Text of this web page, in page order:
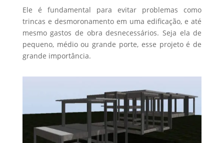
Ele é fundamental para evitar problemas como
trincas e desmoronamento em uma edificação, e até
mesmo gastos de obra desnecessários. Seja ela de
pequeno, médio ou grande porte, esse projeto é de
grande importância.